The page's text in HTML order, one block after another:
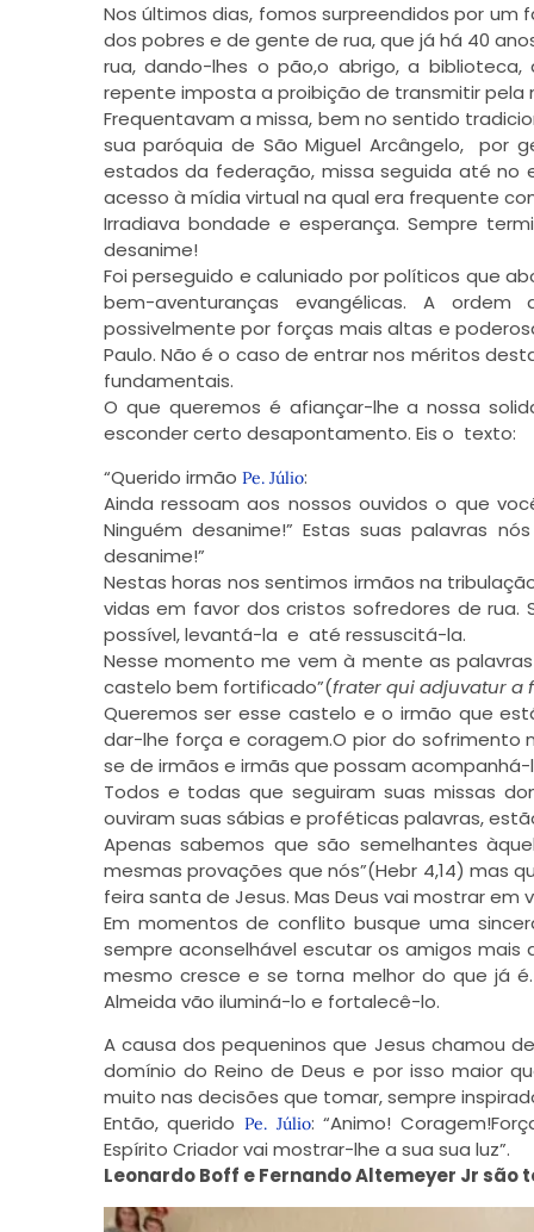
Nos últimos dias, fomos surpreendidos por um
dos pobres e de gente de rua, que já há 40
rua, dando-lhes o pão,o abrigo, a
repente imposta a proibição de transmitir pela
Frequentavam a missa, bem no sentido
sua paróquia de São Miguel Arcângelo,
estados da federação, missa seguida até no
acesso à mídia virtual na qual era frequente
Irradiava bondade e esperança. Sempre
desanime!
Foi perseguido e caluniado por políticos que
bem-aventuranças evangélicas. A
possivelmente por forças mais altas e
Paulo. Não é o caso de entrar nos méritos
fundamentais.
O que queremos é afiançar-lhe a nossa
esconder certo desapontamento. Eis o texto:
“Querido irmão Pe. Júlio:
Ainda ressoam aos nossos ouvidos o que
Ninguém desanime!” Estas suas palavras
desanime!”
Nestas horas nos sentimos irmãos na
vidas em favor dos cristos sofredores de
possível, levantá-la e até ressuscitá-la.
Nesse momento me vem à mente as
castelo bem fortificado”(frater qui adjuvatur a
Queremos ser esse castelo e o irmão que
dar-lhe força e coragem.O pior do sofrimento
se de irmãos e irmãs que possam
Todos e todas que seguiram suas missas
ouviram suas sábias e proféticas palavras,
Apenas sabemos que são semelhantes
mesmas provações que nós”(Hebr 4,14) mas
feira santa de Jesus. Mas Deus vai mostrar em
Em momentos de conflito busque uma
sempre aconselhável escutar os amigos
mesmo cresce e se torna melhor do que já é.
Almeida vão iluminá-lo e fortalecê-lo.
A causa dos pequeninos que Jesus chamou
domínio do Reino de Deus e por isso maior
muito nas decisões que tomar, sempre
Então, queridoPe. Júlio: “Animo!
Espírito Criador vai mostrar-lhe a sua sua luz”.
Leonardo Boff e Fernando Altemeyer Jr